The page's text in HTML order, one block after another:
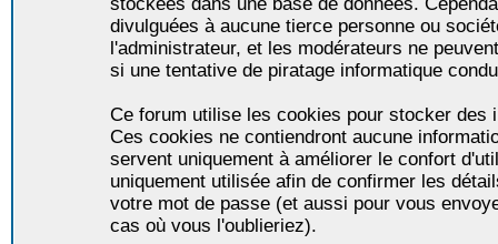
divulguées à aucune tierce personne ou
l'administrateur, et les modérateurs ne
si une tentative de piratage informatique
Ce forum utilise les cookies pour stocker des
Ces cookies ne contiendront aucune
servent uniquement à améliorer le confort
uniquement utilisée afin de confirmer les
votre mot de passe (et aussi pour vous
cas où vous l'oublieriez).